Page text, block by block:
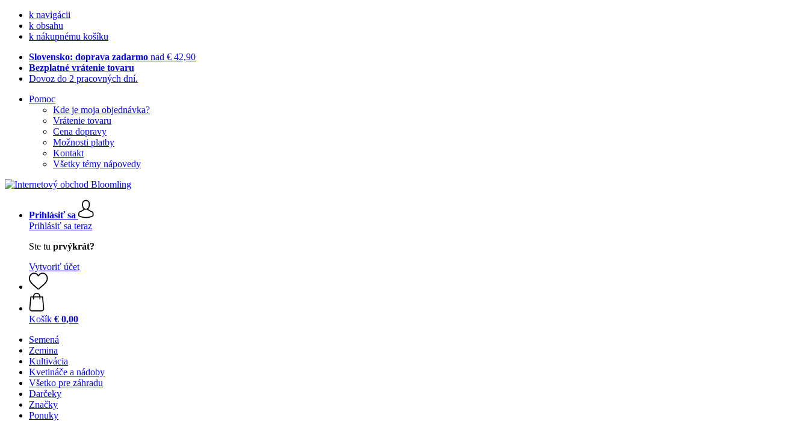
k navigácii
k obsahu
k nákupnému košíku
Slovensko: doprava zadarmo nad € 42,90
Bezplatné vrátenie tovaru
Dovoz do 2 pracovných dní.
Pomoc
Kde je moja objednávka?
Vrátenie tovaru
Cena dopravy
Možnosti platby
Kontakt
Všetky témy nápovedy
Prihlásiť sa
Prihlásiť sa teraz
Ste tu prvýkrát?
Vytvoriť účet
Košík € 0,00
Semená
Zemina
Kultivácia
Kvetináče a nádoby
Všetko pre záhradu
Darčeky
Značky
Ponuky